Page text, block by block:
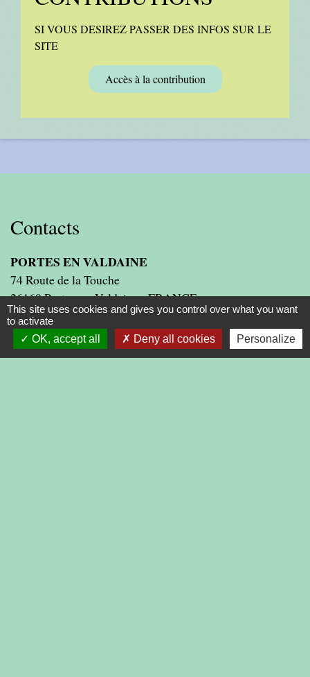
SI VOUS DESIREZ PASSER DES INFOS SUR LE
SITE
Accès à la contribution
Contacts
PORTES EN VALDAINE
74 Route de la Touche
26160 Portes-en-Valdaine - FRANCE
+33 4 75 46 22 94
Contact par formulaire
This site uses cookies and gives you control over what you want
to activate
OK, accept all
Deny all cookies Personalize